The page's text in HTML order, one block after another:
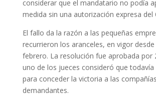
considerar que el mandatario no podía
medida sin una autorización expresa del
El fallo da la razón a las pequeñas
recurrieron los aranceles, en vigor desde
febrero. La resolución fue aprobada por
uno de los jueces consideró que
para conceder la victoria a las compañías
demandantes.